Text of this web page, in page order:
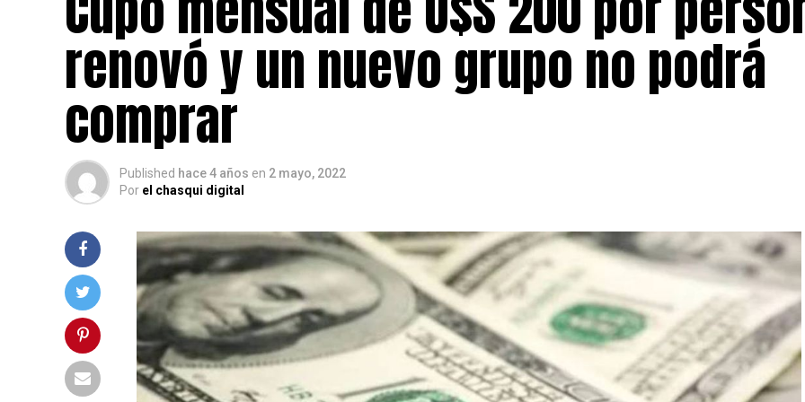
renovó y un nuevo grupo no podrá
comprar
Published hace 4 años en 2 mayo, 2022
Por el chasqui digital